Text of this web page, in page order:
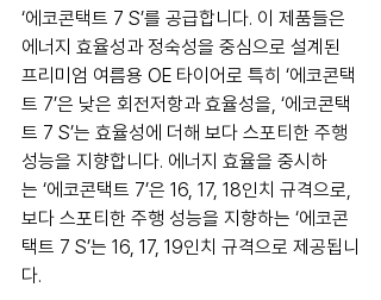
‘에코콘택트 7 S’를 공급합니다. 이 제품들은
에너지 효율성과 정숙성을 중심으로 설계된
프리미엄 여름용 OE 타이어로 특히 ‘에코콘택
트 7’은 낮은 회전저항과 효율성을, ‘에코콘택
트 7 S’는 효율성에 더해 보다 스포티한 주행
성능을 지향합니다. 에너지 효율을 중시하
는 ‘에코콘택트 7’은 16, 17, 18인치 규격으로,
보다 스포티한 주행 성능을 지향하는 ‘에코콘
택트 7 S’는 16, 17, 19인치 규격으로 제공됩니
다.